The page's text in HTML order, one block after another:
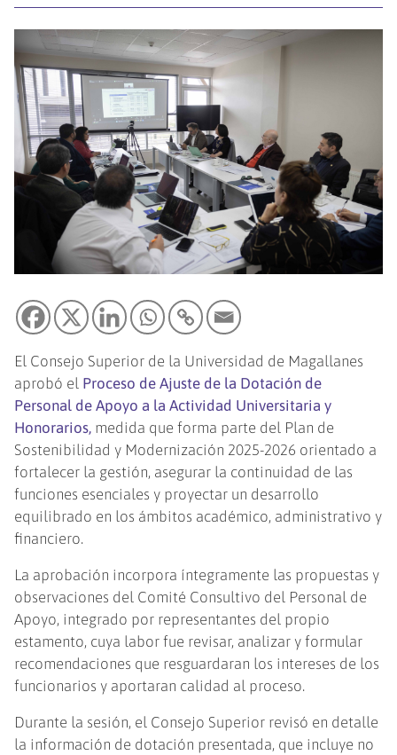
El Consejo Superior de la Universidad de Magallanes
aprobó el Proceso de Ajuste de la Dotación de
Personal de Apoyo a la Actividad Universitaria y
Honorarios, medida que forma parte del Plan de
Sostenibilidad y Modernización 2025-2026 orientado a
fortalecer la gestión, asegurar la continuidad de las
funciones esenciales y proyectar un desarrollo
equilibrado en los ámbitos académico, administrativo y
financiero.
La aprobación incorpora íntegramente las propuestas y
observaciones del Comité Consultivo del Personal de
Apoyo, integrado por representantes del propio
estamento, cuya labor fue revisar, analizar y formular
recomendaciones que resguardaran los intereses de los
funcionarios y aportaran calidad al proceso.
Durante la sesión, el Consejo Superior revisó en detalle
la información de dotación presentada, que incluye no